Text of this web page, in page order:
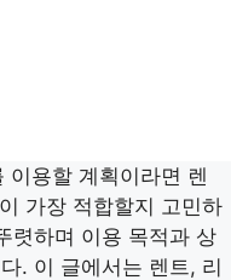
이용할 계획이라면 렌
가장 적합할지 고민하
렷하며 이용 목적과 상
. 이 글에서는 렌트, 리